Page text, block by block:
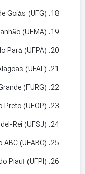
Goiás (UFG)
(UFMA)
Pará (UFPA)
(UFAL)
(FURG)
Preto (UFOP)
Rei (UFSJ)
(UFABC)
Piauí (UFPI)